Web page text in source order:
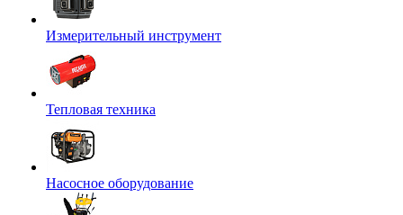
Измерительный инструмент
Тепловая техника
Насосное оборудование